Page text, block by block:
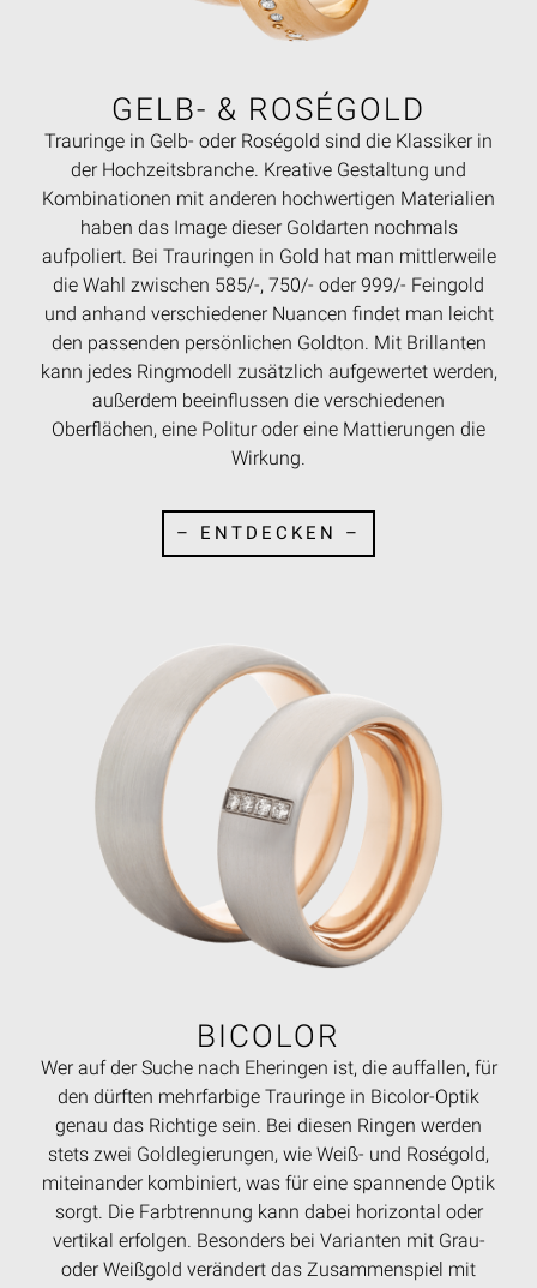
GELB- & ROSÉGOLD
Trauringe in Gelb- oder Roségold sind die Klassiker in
der Hochzeitsbranche. Kreative Gestaltung und
Kombinationen mit anderen hochwertigen Materialien
haben das Image dieser Goldarten nochmals
aufpoliert. Bei Trauringen in Gold hat man mittlerweile
die Wahl zwischen 585/-, 750/- oder 999/- Feingold
und anhand verschiedener Nuancen findet man leicht
den passenden persönlichen Goldton. Mit Brillanten
kann jedes Ringmodell zusätzlich aufgewertet werden,
außerdem beeinflussen die verschiedenen
Oberflächen, eine Politur oder eine Mattierungen die
Wirkung.
– ENTDECKEN –
BICOLOR
Wer auf der Suche nach Eheringen ist, die auffallen, für
den dürften mehrfarbige Trauringe in Bicolor-Optik
genau das Richtige sein. Bei diesen Ringen werden
stets zwei Goldlegierungen, wie Weiß- und Roségold,
miteinander kombiniert, was für eine spannende Optik
sorgt. Die Farbtrennung kann dabei horizontal oder
vertikal erfolgen. Besonders bei Varianten mit Grau-
oder Weißgold verändert das Zusammenspiel mit